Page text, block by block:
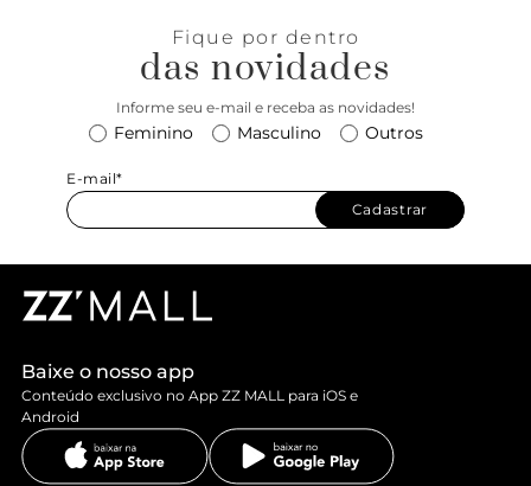
Fique por dentro
das novidades
Informe seu e-mail e receba as novidades!
Feminino Masculino Outros
E-mail*
Cadastrar
Baixe o nosso app
Conteúdo exclusivo no App ZZ MALL para iOS e
Android